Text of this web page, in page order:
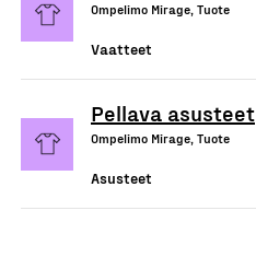
Ompelimo Mirage, Tuote
Vaatteet
Pellava asusteet
Ompelimo Mirage, Tuote
Asusteet